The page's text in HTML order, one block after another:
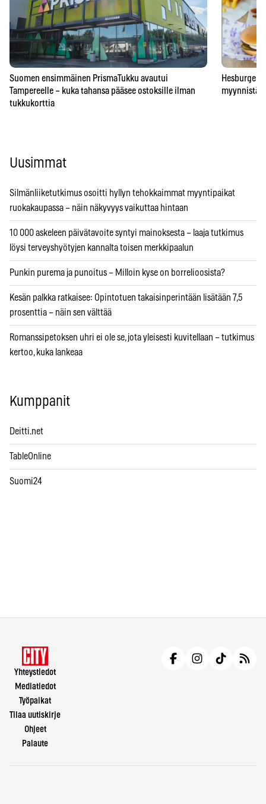
Suomen ensimmäinen PrismaTukku avautui
Tampereelle – kuka tahansa pääsee ostoksille ilman
tukkukorttia
myynnistä
Uusimmat
Silmänliiketutkimus osoitti hyllyn tehokkaimmat myyntipaikat
ruokakaupassa – näin näkyvyys vaikuttaa hintaan
10 000 askeleen päivätavoite syntyi mainoksesta – laaja tutkimus
löysi terveyshyötyjen kannalta toisen merkkipaalun
Punkin purema ja punoitus – Milloin kyse on borrelioosista?
Kesän palkka ratkaisee: Opintotuen takaisinperintään lisätään 7,5
prosenttia – näin sen välttää
Romanssipetoksen uhri ei ole se, jota yleisesti kuvitellaan – tutkimus
kertoo, kuka lankeaa
Kumppanit
Deitti.net
TableOnline
Suomi24
Yhteystiedot
Mediatiedot
Työpaikat
Tilaa uutiskirje
Ohjeet
Palaute